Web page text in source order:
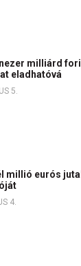
milliárd
eladhatóvá
5.
millió eurós
4.